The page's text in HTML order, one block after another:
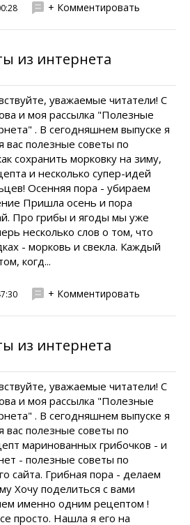
+ Комментировать
из интернета
уважаемые читатели! С
и моя рассылка "Полезные
. В сегодняшнем выпуске я
вас полезные советы по
сохранить морковку на зиму,
и несколько супер-идей
Осенняя пора - убираем
Пришла осень и пора
Про грибы и ягоды мы уже
несколько слов о том, что
- морковь и свекла. Каждый
когд...
+ Комментировать
из интернета
уважаемые читатели! С
и моя рассылка "Полезные
. В сегодняшнем выпуске я
вас полезные советы по
маринованных грибочков - и
- полезные советы по
сайта. Грибная пора - делаем
Хочу поделиться с вами
именно одним рецептом !
просто. Нашла я его на